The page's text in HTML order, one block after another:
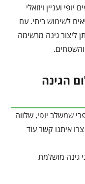
ועניין ויזואלי
לשימוש ביתי. עם
ליצור גינה מרשימה
והשטחים.
הגינה
שמשלב יופי, שלווה
איתנו קשר עוד
גינה מושלמת